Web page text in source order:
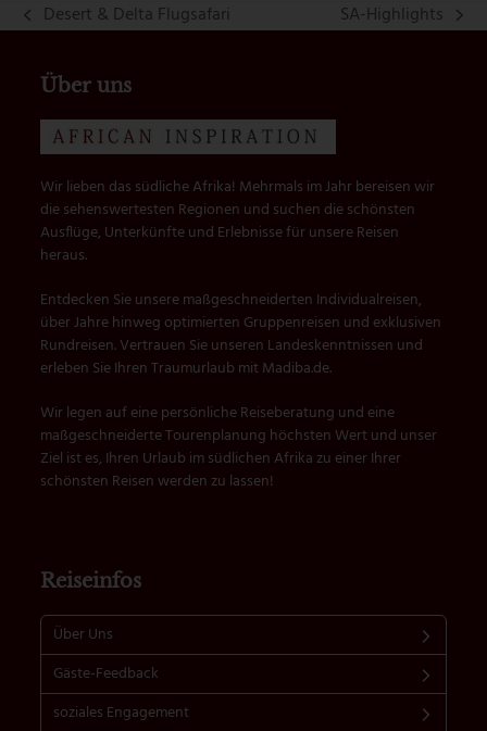
vorheriger
Desert & Delta Flugsafari
Nächster
SA-Highlights
Über uns
Wir lieben das südliche Afrika! Mehrmals im Jahr bereisen wir
die sehenswertesten Regionen und suchen die schönsten
Ausflüge, Unterkünfte und Erlebnisse für unsere Reisen
heraus.
Entdecken Sie unsere maßgeschneiderten Individualreisen,
über Jahre hinweg optimierten Gruppenreisen und exklusiven
Rundreisen. Vertrauen Sie unseren Landeskenntnissen und
erleben Sie Ihren Traumurlaub mit Madiba.de.
Wir legen auf eine persönliche Reiseberatung und eine
maßgeschneiderte Tourenplanung höchsten Wert und unser
Ziel ist es, Ihren Urlaub im südlichen Afrika zu einer Ihrer
schönsten Reisen werden zu lassen!
Reiseinfos
Über Uns
Gäste-Feedback
soziales Engagement